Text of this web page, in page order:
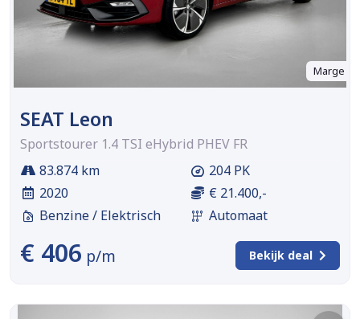
Marge
SEAT Leon
Sportstourer 1.4 TSI eHybrid PHEV FR
83.874 km
2020
Benzine / Elektrisch
204 PK
€ 21.400,-
Automaat
€ 406 p/m Bekijk deal